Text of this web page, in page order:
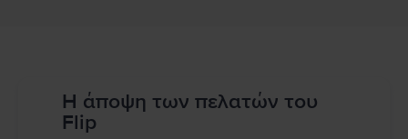
Η άποψη των πελατών του
Flip